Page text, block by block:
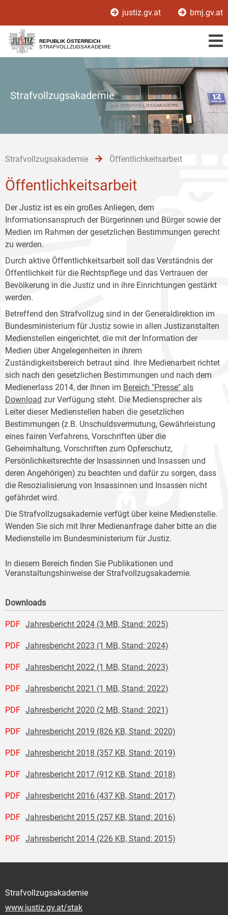
[1]
[2]
[3]
justiz.gv.at bmj.gv.at
REPUBLIK ÖSTERREICH
STRAFVOLLZUGSAKADEMIE
Strafvollzugsakademie
Strafvollzugsakademie Öffentlichkeitsarbeit
Öffentlichkeitsarbeit
Der Justiz ist es ein großes Anliegen, dem
Informationsanspruch der Bürgerinnen und Bürger sowie der
Medien im Rahmen der gesetzlichen Bestimmungen gerecht
zu werden.
Durch aktive Öffentlichkeitsarbeit soll das Verständnis der
Öffentlichkeit für die Rechtspflege und das Vertrauen der
Bevölkerung in die Justiz und in ihre Einrichtungen gestärkt
werden.
Betreffend den Strafvollzug sind in der Generaldirektion im
Bundesministerium für Justiz sowie in allen Justizanstalten
Medienstellen eingerichtet, die mit der Information der
Medien über Angelegenheiten in ihrem
Zuständigkeitsbereich betraut sind. Ihre Medienarbeit richtet
sich nach den gesetzlichen Bestimmungen und nach dem
Medienerlass 2014, der Ihnen im Bereich "Presse" als
Download zur Verfügung steht. Die Mediensprecher als
Leiter dieser Medienstellen haben die gesetzlichen
Bestimmungen (z.B. Unschuldsvermutung, Gewährleistung
eines fairen Verfahrens, Vorschriften über die
Geheimhaltung, Vorschriften zum Opferschutz,
Persönlichkeitsrechte der Insassinnen und Insassen und
deren Angehörigen) zu beachten und dafür zu sorgen, dass
die Resozialisierung von Insassinnen und Insassen nicht
gefährdet wird.
Die Strafvollzugsakademie verfügt über keine Medienstelle.
Wenden Sie sich mit Ihrer Medienanfrage daher bitte an die
Medienstelle im Bundesministerium für Justiz.
In diesem Bereich finden Sie Publikationen und
Veranstaltungshinweise der Strafvollzugsakademie.
Downloads
PDF Jahresbericht 2024 (3 MB, Stand: 2025)
PDF Jahresbericht 2023 (1 MB, Stand: 2024)
PDF Jahresbericht 2022 (1 MB, Stand: 2023)
PDF Jahresbericht 2021 (1 MB, Stand: 2022)
PDF Jahresbericht 2020 (2 MB, Stand: 2021)
PDF Jahresbericht 2019 (826 KB, Stand: 2020)
PDF Jahresbericht 2018 (357 KB, Stand: 2019)
PDF Jahresbericht 2017 (912 KB, Stand: 2018)
PDF Jahresbericht 2016 (437 KB, Stand: 2017)
PDF Jahresbericht 2015 (257 KB, Stand: 2016)
PDF Jahresbericht 2014 (226 KB, Stand: 2015)
Strafvollzugsakademie
www.justiz.gv.at/stak